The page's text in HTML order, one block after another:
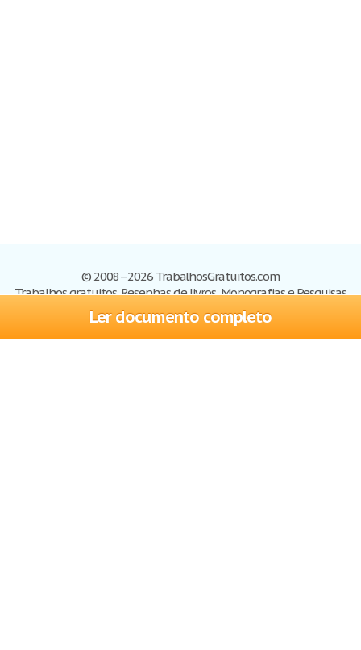
Ler documento completo
© 2008–2026 TrabalhosGratuitos.com
Trabalhos gratuitos, Resenhas de livros, Monografias e Pesquisas